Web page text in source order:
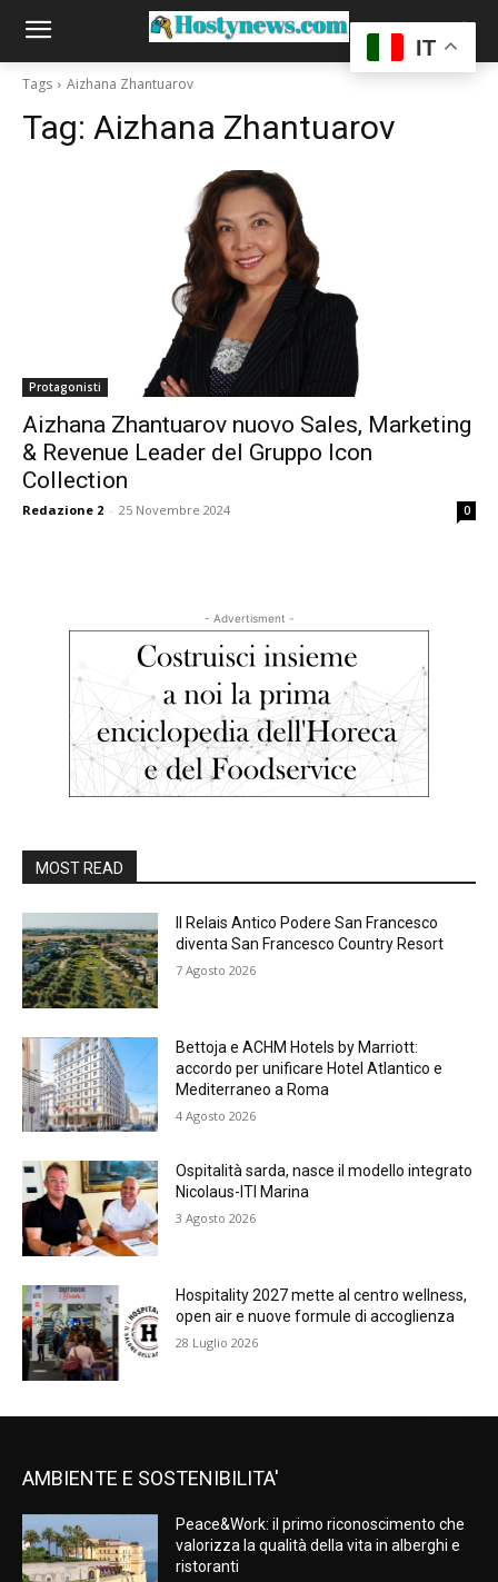
Tags Aizhana Zhantuarov
Tag: Aizhana Zhantuarov
Protagonisti
Aizhana Zhantuarov nuovo Sales, Marketing
& Revenue Leader del Gruppo Icon
Collection
Redazione 2 - 25 Novembre 2024 0
- Advertisment -
MOST READ
Il Relais Antico Podere San Francesco
diventa San Francesco Country Resort
7 Agosto 2026
Bettoja e ACHM Hotels by Marriott:
accordo per unificare Hotel Atlantico e
Mediterraneo a Roma
4 Agosto 2026
Ospitalità sarda, nasce il modello integrato
Nicolaus-ITI Marina
3 Agosto 2026
Hospitality 2027 mette al centro wellness,
open air e nuove formule di accoglienza
28 Luglio 2026
AMBIENTE E SOSTENIBILITA'
Peace&Work: il primo riconoscimento che
valorizza la qualità della vita in alberghi e
ristoranti
IT